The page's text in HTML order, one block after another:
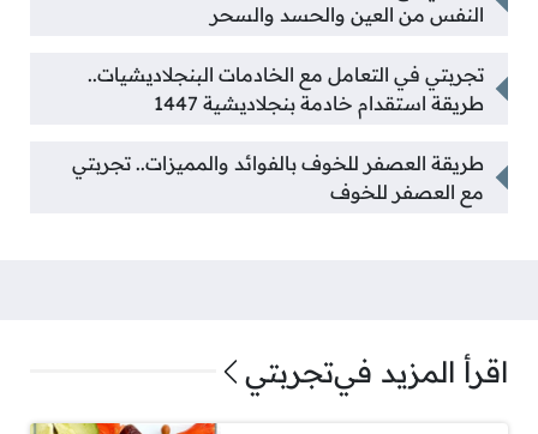
النفس من العين والحسد والسحر
تجربتي في التعامل مع الخادمات البنجلاديشيات..
طريقة استقدام خادمة بنجلاديشية 1447
طريقة العصفر للخوف بالفوائد والمميزات.. تجربتي
مع العصفر للخوف
اقرأ المزيد فيتجربتي